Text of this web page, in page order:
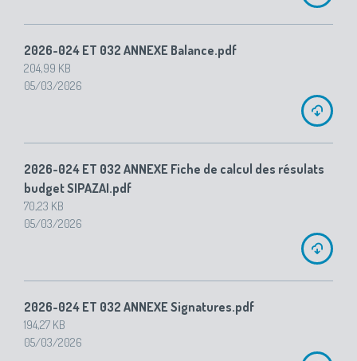
2026-024 ET 032 ANNEXE Balance.pdf
204,99 KB
05/03/2026
2026-024 ET 032 ANNEXE Fiche de calcul des résulats
budget SIPAZAI.pdf
70,23 KB
05/03/2026
2026-024 ET 032 ANNEXE Signatures.pdf
194,27 KB
05/03/2026